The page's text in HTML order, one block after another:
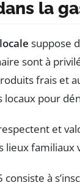
la
suppose
sont à
frais et
locaux pour
et
à